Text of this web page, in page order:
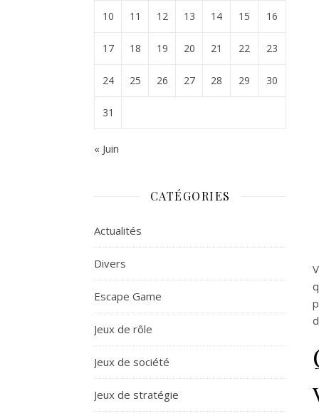
10 11 12 13 14 15 16
17 18 19 20 21 22 23
24 25 26 27 28 29 30
31
« Juin
CATÉGORIES
Actualités
Divers
Escape Game
Jeux de rôle
Jeux de société
Jeux de stratégie